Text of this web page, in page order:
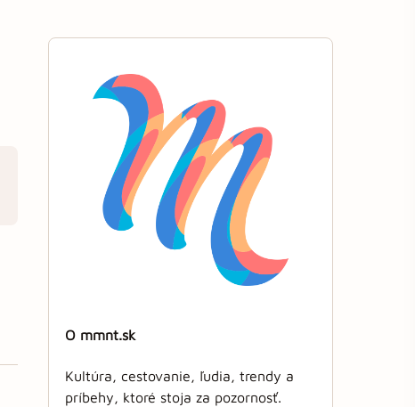
O mmnt.sk
Kultúra, cestovanie, ľudia, trendy a
príbehy, ktoré stoja za pozornosť.